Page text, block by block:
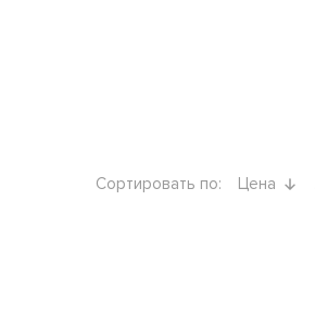
Сортировать по: Цена